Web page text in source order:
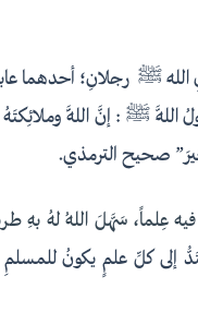
اللهِ ﷺ رجلانِ؛ أحدهما
اللَّهِ ﷺ : إنَّ اللَّهَ
صحيح الترمذي.
سَهَّلَ اللهُ لهُ بهِ
كلِّ علمٍ يكونُ للمسلمِ